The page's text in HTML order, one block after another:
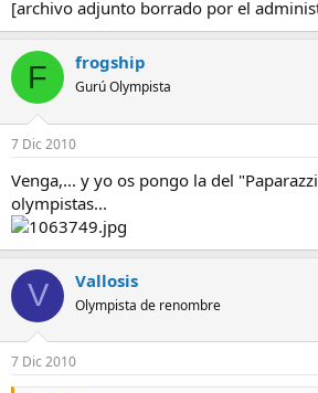
[archivo adjunto borrado por el
F frogship
Gurú Olympista
7 Dic 2010
Venga,... y yo os pongo la del
olympistas...
V Vallosis
Olympista de renombre
7 Dic 2010